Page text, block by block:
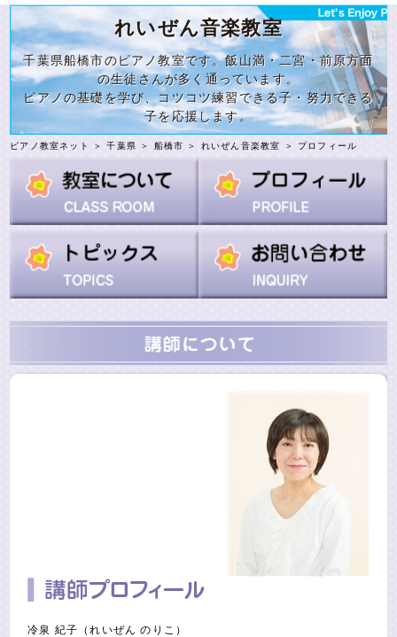
れいぜん音楽教室
千葉県船橋市のピアノ教室です。飯山満・二宮・前原方面
の生徒さんが多く通っています。
ピアノの基礎を学び、コツコツ練習できる子・努力できる
子を応援します。
ピアノ教室ネット ＞千葉県 ＞ 船橋市 ＞ れいぜん音楽教室 ＞ プロフィール
冷泉 紀子（れいぜん のりこ）